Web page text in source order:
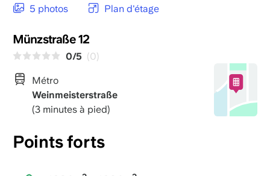
5 photos Plan d'étage
Münzstraße 12
0/5 (0)
Métro
Weinmeisterstraße
(3 minutes à pied)
Points forts